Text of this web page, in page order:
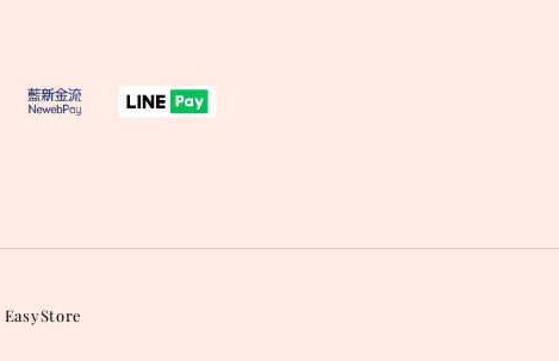
EasyStore